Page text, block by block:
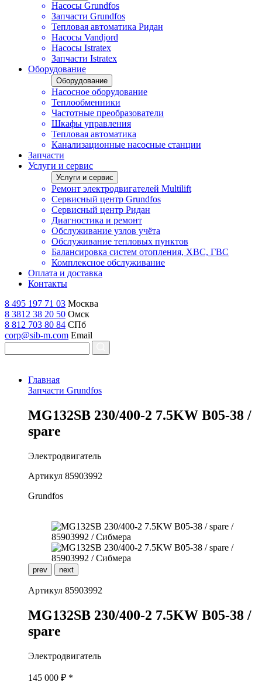
Насосы Grundfos
Запчасти Grundfos
Тепловая автоматика Ридан
Насосы Vandjord
Насосы Istratex
Запчасти Istratex
Оборудование
Оборудование
Насосное оборудование
Теплообменники
Частотные преобразователи
Шкафы управления
Тепловая автоматика
Канализационные насосные станции
Запчасти
Услуги и сервис
Услуги и сервис
Ремонт электродвигателей Multilift
Сервисный центр Grundfos
Сервисный центр Ридан
Диагностика и ремонт
Обслуживание узлов учёта
Обслуживание тепловых пунктов
Балансировка систем отопления, ХВС, ГВС
Комплексное обслуживание
Оплата и доставка
Контакты
8 495 197 71 03 Москва
8 3812 38 20 50 Омск
8 812 703 80 84 СПб
corp@sib-m.com Email
Главная
Запчасти Grundfos
MG132SB 230/400-2 7.5KW B05-38 /
spare
Электродвигатель
Артикул 85903992
Grundfos
prev next
Артикул 85903992
MG132SB 230/400-2 7.5KW B05-38 /
spare
Электродвигатель
145 000 ₽ *